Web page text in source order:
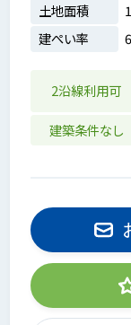
土地面積
建ぺい率
2沿線利用可
建築条件なし